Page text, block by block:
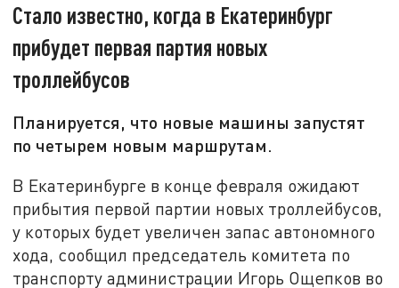
Стало известно, когда в Екатеринбург
прибудет первая партия новых
троллейбусов
Планируется, что новые машины запустят
по четырем новым маршрутам.
В Екатеринбурге в конце февраля ожидают
прибытия первой партии новых троллейбусов,
у которых будет увеличен запас автономного
хода, сообщил председатель комитета по
транспорту администрации Игорь Ощепков во